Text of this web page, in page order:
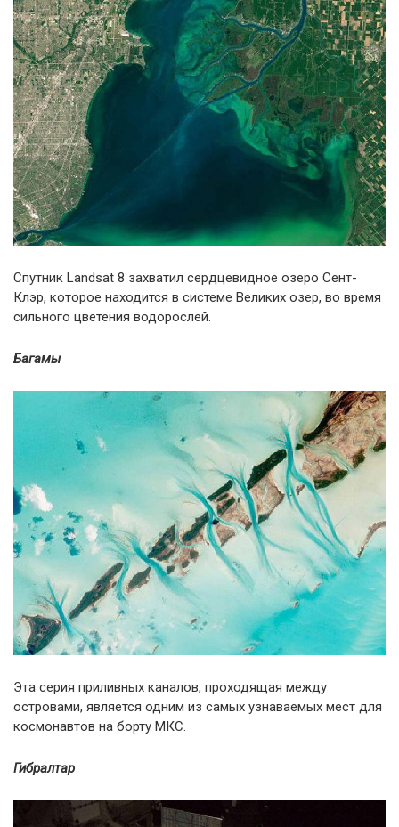
Спутник Landsat 8 захватил сердцевидное озеро Сент-
Клэр, которое находится в системе Великих озер, во время
сильного цветения водорослей.
Багамы
Эта серия приливных каналов, проходящая между
островами, является одним из самых узнаваемых мест для
космонавтов на борту МКС.
Гибралтар